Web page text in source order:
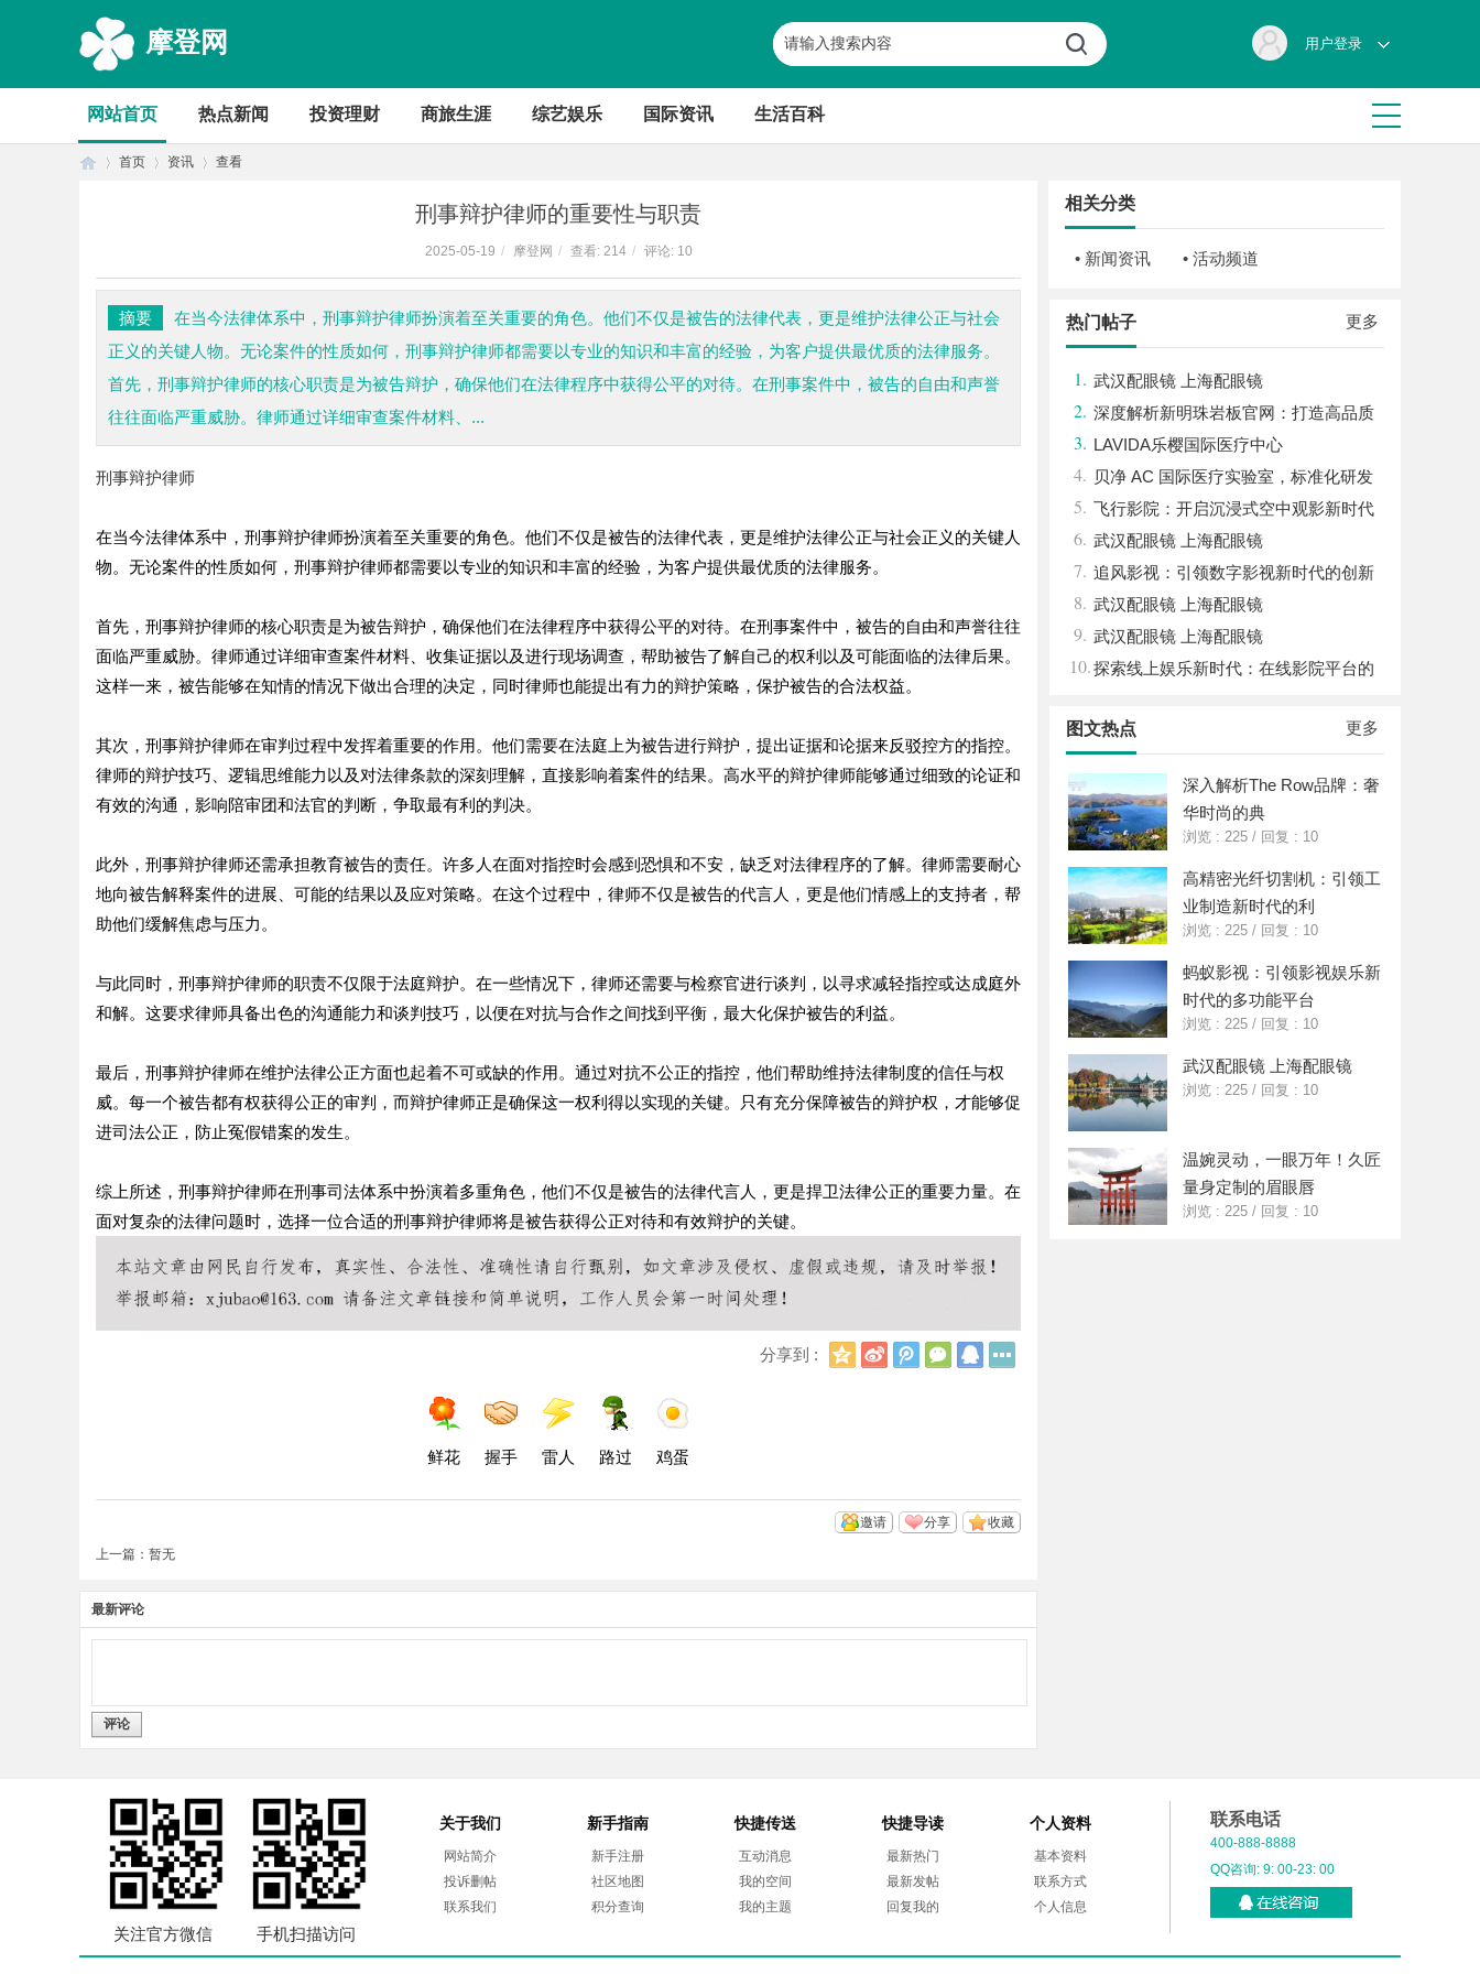
摩登网 用户登录
网站首页 热点新闻 投资理财 商旅生涯 综艺娱乐 国际资讯 生活百科
首页 资讯 查看
刑事辩护律师的重要性与职责
2025-05-19 / 摩登网 / 查看: 214 / 评论: 10
摘要
在当今法律体系中，刑事辩护律师扮演着至关重要的角色。他们不仅是被告的法律代表，更是维护法律公正与社会
正义的关键人物。无论案件的性质如何，刑事辩护律师都需要以专业的知识和丰富的经验，为客户提供最优质的法律服务。
首先，刑事辩护律师的核心职责是为被告辩护，确保他们在法律程序中获得公平的对待。在刑事案件中，被告的自由和声誉
往往面临严重威胁。律师通过详细审查案件材料、...
刑事辩护律师
在当今法律体系中，刑事辩护律师扮演着至关重要的角色。他们不仅是被告的法律代表，更是维护法律公正与社会正义的关键人
物。无论案件的性质如何，刑事辩护律师都需要以专业的知识和丰富的经验，为客户提供最优质的法律服务。
首先，刑事辩护律师的核心职责是为被告辩护，确保他们在法律程序中获得公平的对待。在刑事案件中，被告的自由和声誉往往
面临严重威胁。律师通过详细审查案件材料、收集证据以及进行现场调查，帮助被告了解自己的权利以及可能面临的法律后果。
这样一来，被告能够在知情的情况下做出合理的决定，同时律师也能提出有力的辩护策略，保护被告的合法权益。
其次，刑事辩护律师在审判过程中发挥着重要的作用。他们需要在法庭上为被告进行辩护，提出证据和论据来反驳控方的指控。
律师的辩护技巧、逻辑思维能力以及对法律条款的深刻理解，直接影响着案件的结果。高水平的辩护律师能够通过细致的论证和
有效的沟通，影响陪审团和法官的判断，争取最有利的判决。
此外，刑事辩护律师还需承担教育被告的责任。许多人在面对指控时会感到恐惧和不安，缺乏对法律程序的了解。律师需要耐心
地向被告解释案件的进展、可能的结果以及应对策略。在这个过程中，律师不仅是被告的代言人，更是他们情感上的支持者，帮
助他们缓解焦虑与压力。
与此同时，刑事辩护律师的职责不仅限于法庭辩护。在一些情况下，律师还需要与检察官进行谈判，以寻求减轻指控或达成庭外
和解。这要求律师具备出色的沟通能力和谈判技巧，以便在对抗与合作之间找到平衡，最大化保护被告的利益。
最后，刑事辩护律师在维护法律公正方面也起着不可或缺的作用。通过对抗不公正的指控，他们帮助维持法律制度的信任与权
威。每一个被告都有权获得公正的审判，而辩护律师正是确保这一权利得以实现的关键。只有充分保障被告的辩护权，才能够促
进司法公正，防止冤假错案的发生。
综上所述，刑事辩护律师在刑事司法体系中扮演着多重角色，他们不仅是被告的法律代言人，更是捍卫法律公正的重要力量。在
面对复杂的法律问题时，选择一位合适的刑事辩护律师将是被告获得公正对待和有效辩护的关键。
分享到 :
Q
新
浪
腾
讯
微
信
Q
鲜花 握手 雷人 路过 鸡蛋
收藏
分享
邀请
上一篇：暂无
最新评论
评论
相关分类
• 新闻资讯 • 活动频道
更多
热门帖子
1. 武汉配眼镜 上海配眼镜
2. 深度解析新明珠岩板官网：打造高品质
岩板行业标杆平台
3. LAVIDA乐樱国际医疗中心
4. 贝净 AC 国际医疗实验室，标准化研发
体系全解析
5. 飞行影院：开启沉浸式空中观影新时代
的科技体验
6. 武汉配眼镜 上海配眼镜
7. 追风影视：引领数字影视新时代的创新
平台
8. 武汉配眼镜 上海配眼镜
9. 武汉配眼镜 上海配眼镜
10.探索线上娱乐新时代：在线影院平台的
更多
图文热点
深入解析The Row品牌：奢
华时尚的典
浏览 : 225 / 回复 : 10
高精密光纤切割机：引领工
业制造新时代的利
浏览 : 225 / 回复 : 10
蚂蚁影视：引领影视娱乐新
时代的多功能平台
浏览 : 225 / 回复 : 10
武汉配眼镜 上海配眼镜
浏览 : 225 / 回复 : 10
温婉灵动，一眼万年！久匠
量身定制的眉眼唇
浏览 : 225 / 回复 : 10
关注官方微信 手机扫描访问
关于我们
网站简介
投诉删帖
联系我们
新手指南
新手注册
社区地图
积分查询
快捷传送
互动消息
我的空间
我的主题
快捷导读
最新热门
最新发帖
回复我的
个人资料
基本资料
联系方式
个人信息
联系电话
400-888-8888
QQ咨询: 9: 00-23: 00